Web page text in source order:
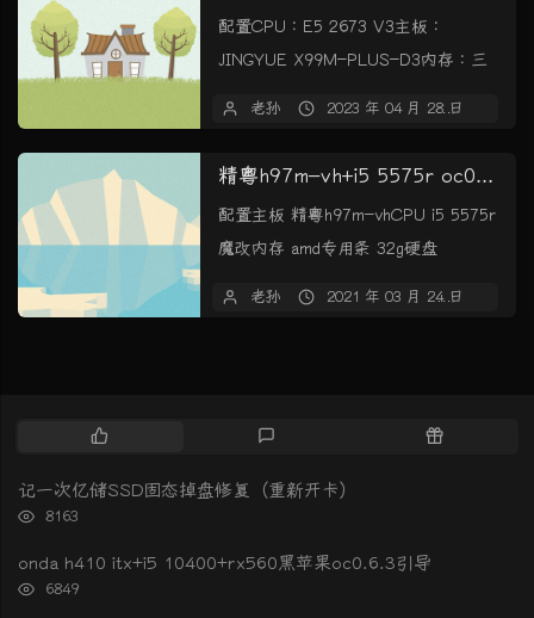
配置CPU : E5 2673 V3主板 :
JINGYUE X99M-PLUS-D3内存 : 三
老孙 2023 年 04 月 28 日
精粤h97m-vh+i5 5575r oc0.6.7引导big sur11.1
配置主板 精粤h97m-vhCPU i5 5575r
魔改内存 amd专用条 32g硬盘
老孙 2021 年 03 月 24 日
热
文
评
随
记一次亿储SSD固态掉盘修复（重新开卡）
浏
次
8163
onda h410 itx+i5 10400+rx560黑苹果oc0.6.3引导
浏
6849